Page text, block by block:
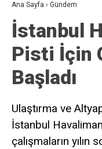
Ana Sayfa › Gündem
İstanbul
Pisti İçin
Başladı
Ulaştırma ve
İstanbul
çalışmaların yılın